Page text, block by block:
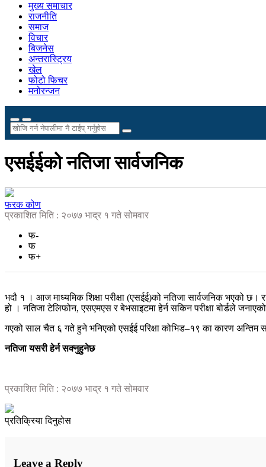
मुख्य समाचार
राजनीति
समाज
विचार
बिजनेस
अन्तरास्ट्रिय
खेल
फोटो फिचर
मनोरन्जन
एसईईको नतिजा सार्वजनिक
फरक कोण
प्रकाशित मिति : २०७७ भाद्र १ गते सोमवार
फ-
फ
फ+
भदौ १ । आज माध्यमिक शिक्षा परीक्षा (एसईई)को नतिजा सार्वजनिक भएको छ।
हो । नतिजा टेलिफोन, एसएमएस र बेभसाइटमा हेर्न सकिन परीक्षा बोर्डले
गएको साल चैत ६ गते हुने भनिएको एसईई परिक्षा कोभिड–१९ का कारण अन्तिम
नतिजा यसरी हेर्न सक्नुहुनेछ
प्रकाशित मिति : २०७७ भाद्र १ गते सोमवार
प्रतिक्रिया दिनुहोस
Leave a Reply